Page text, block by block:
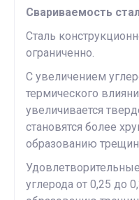
Свариваемость
Сталь
ограниченно.
С увеличением
термического
увеличивается
становятся более
образованию
углерода от 0,25 до